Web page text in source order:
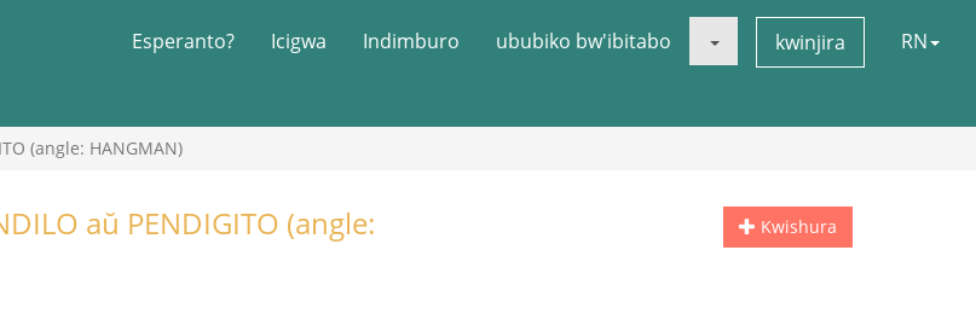
Esperanto? Icigwa Indimburo ububiko bw'ibitabo kwinjira RN
(angle: HANGMAN)
Kwishura
aŭ PENDIGITO (angle: